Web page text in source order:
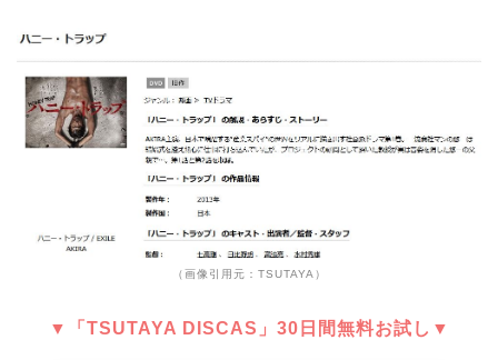
（画像引用元：TSUTAYA）
▼「TSUTAYA DISCAS」30日間無料お試し▼